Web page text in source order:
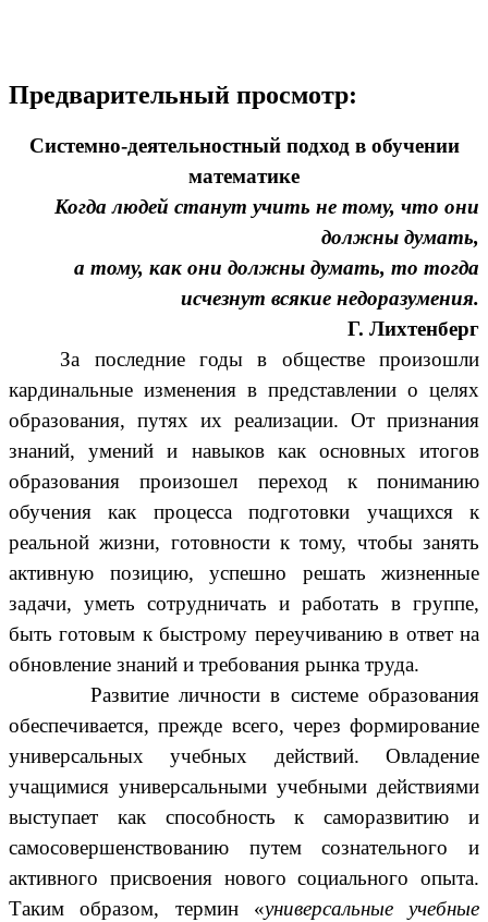
Предварительный просмотр:
Системно-деятельностный подход в обучении
математике
Когда людей станут учить не тому, что они
должны думать,
а тому, как они должны думать, то тогда
исчезнут всякие недоразумения.
Г. Лихтенберг
За последние годы в обществе произошли
кардинальные изменения в представлении о целях
образования, путях их реализации. От признания
знаний, умений и навыков как основных итогов
образования произошел переход к пониманию
обучения как процесса подготовки учащихся к
реальной жизни, готовности к тому, чтобы занять
активную позицию, успешно решать жизненные
задачи, уметь сотрудничать и работать в группе,
быть готовым к быстрому переучиванию в ответ на
обновление знаний и требования рынка труда.
Развитие личности в системе образования
обеспечивается, прежде всего, через формирование
универсальных учебных действий. Овладение
учащимися универсальными учебными действиями
выступает как способность к саморазвитию и
самосовершенствованию путем сознательного и
активного присвоения нового социального опыта.
Таким образом, термин «универсальные учебные